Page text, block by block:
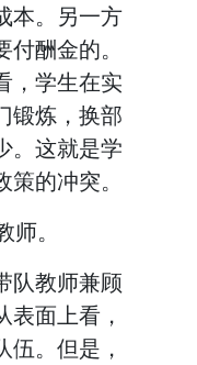
本。另一方
酬金的。
，学生在实
锻炼，换部
。这就是学
的冲突。
。
队教师兼顾
面上看，
。但是，